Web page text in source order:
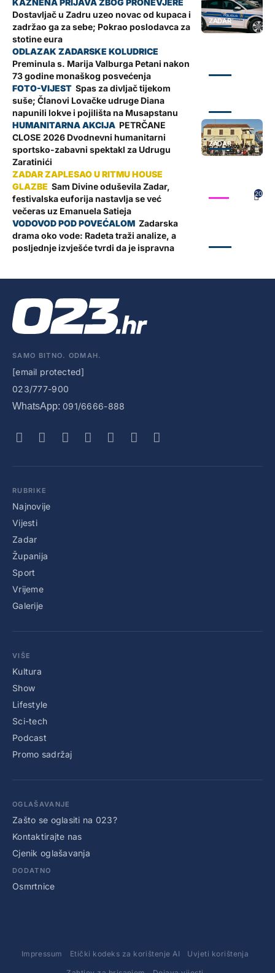
ZADAR
Dostavljač u Zadru uzeo novac od kupaca i
zadržao ga za sebe; Pokrao poslodavca za
stotine eura
Preminula s. Marija Valburga Petani nakon
73 godine monaškog posvećenja
Spas za divljač tijekom
suše; Članovi Lovačke udruge Diana
napunili lokve i pojilišta na Musapstanu
ZADAR
PETRČANE
CLOSE 2026 Dvodnevni humanitarni
sportsko-zabavni spektakl za Udrugu
Zaratinići
20
Sam Divine oduševila Zadar,
festivalska euforija nastavlja se već
večeras uz Emanuela Satieja
Zadarska
drama oko vode: Radeta traži analize, a
posljednje izvješće tvrdi da je ispravna
SAMO BITNO. ODMAH.
[email protected]
023/777-900
WhatsApp: 091/6666-888
RUBRIKE
Najnovije
Vijesti
Zadar
Županija
Sport
Vrijeme
Galerije
VIŠE
Kultura
Show
Lifestyle
Sci-tech
Podcast
Promo sadržaj
OGLAŠAVANJE
Zašto se oglasiti na 023?
Kontaktirajte nas
Cjenik oglašavanja
DODATNO
Osmrtnice
Impressum Etički kodeks za korištenje AI Uvjeti korištenja